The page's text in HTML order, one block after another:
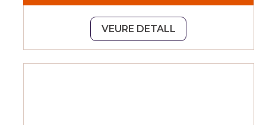
VEURE DETALL